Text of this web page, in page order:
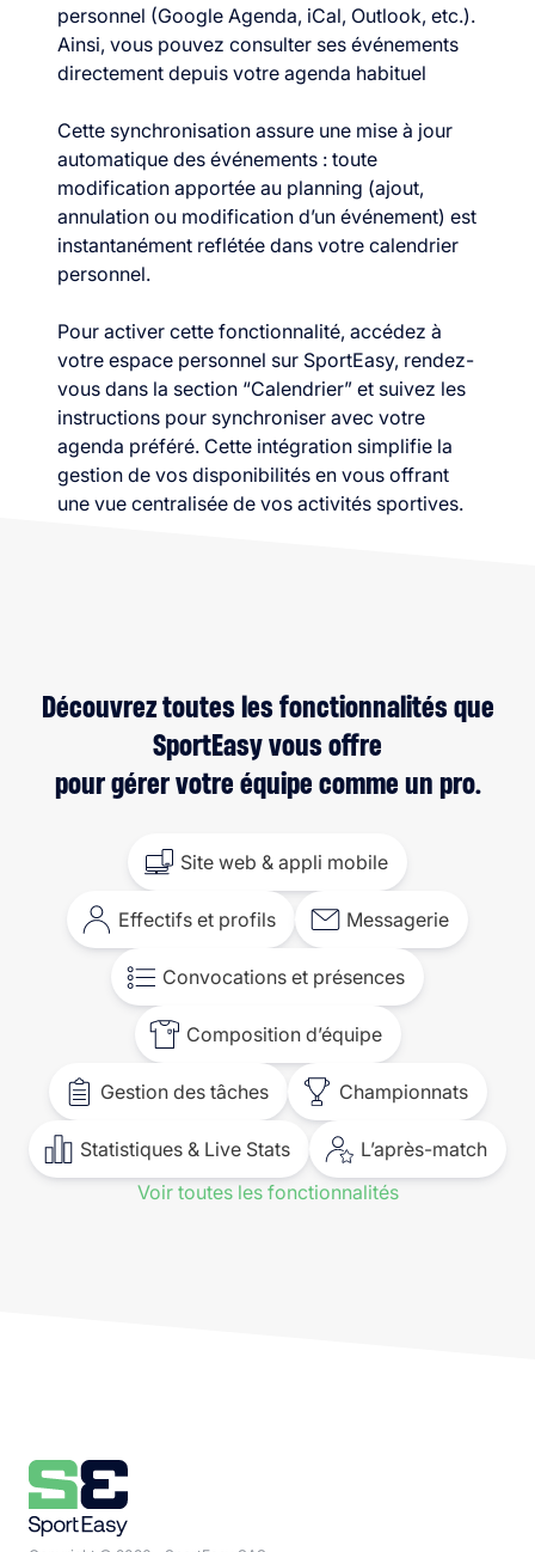
personnel (Google Agenda, iCal, Outlook, etc.).
Ainsi, vous pouvez consulter ses événements
directement depuis votre agenda habituel
Cette synchronisation assure une mise à jour
automatique des événements : toute
modification apportée au planning (ajout,
annulation ou modification d’un événement) est
instantanément reflétée dans votre calendrier
personnel.
Pour activer cette fonctionnalité, accédez à
votre espace personnel sur SportEasy, rendez-
vous dans la section “Calendrier” et suivez les
instructions pour synchroniser avec votre
agenda préféré. Cette intégration simplifie la
gestion de vos disponibilités en vous offrant
une vue centralisée de vos activités sportives.
Découvrez toutes les fonctionnalités que
SportEasy vous offre
pour gérer votre équipe comme un pro.
Site web & appli mobile
Effectifs et profils Messagerie
Convocations et présences
Composition d’équipe
Gestion des tâches Championnats
Statistiques & Live Stats
L’après-match
Voir toutes les fonctionnalités